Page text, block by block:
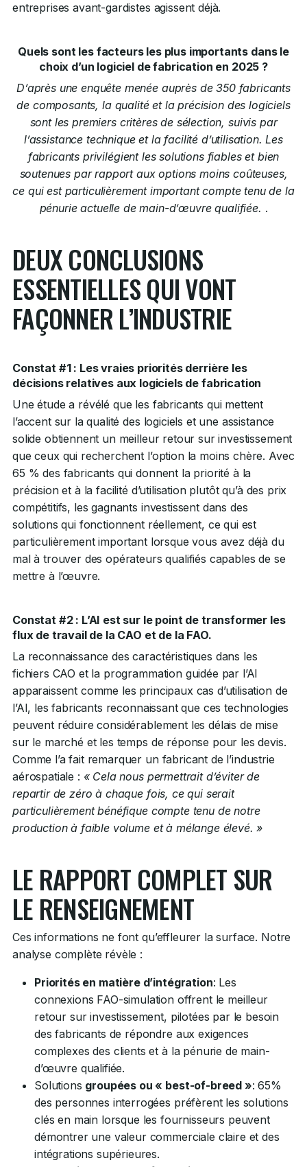
entreprises avant-gardistes agissent déjà.
Quels sont les facteurs les plus importants dans le
choix d’un logiciel de fabrication en 2025 ?
D’après une enquête menée auprès de 350 fabricants
de composants, la qualité et la précision des logiciels
sont les premiers critères de sélection, suivis par
l’assistance technique et la facilité d’utilisation. Les
fabricants privilégient les solutions fiables et bien
soutenues par rapport aux options moins coûteuses,
ce qui est particulièrement important compte tenu de la
pénurie actuelle de main-d’œuvre qualifiée. .
DEUX CONCLUSIONS
ESSENTIELLES QUI VONT
FAÇONNER L’INDUSTRIE
Constat #1 : Les vraies priorités derrière les
décisions relatives aux logiciels de fabrication
Une étude a révélé que les fabricants qui mettent
l’accent sur la qualité des logiciels et une assistance
solide obtiennent un meilleur retour sur investissement
que ceux qui recherchent l’option la moins chère. Avec
65 % des fabricants qui donnent la priorité à la
précision et à la facilité d’utilisation plutôt qu’à des prix
compétitifs, les gagnants investissent dans des
solutions qui fonctionnent réellement, ce qui est
particulièrement important lorsque vous avez déjà du
mal à trouver des opérateurs qualifiés capables de se
mettre à l’œuvre.
Constat #2 : L’AI est sur le point de transformer les
flux de travail de la CAO et de la FAO.
La reconnaissance des caractéristiques dans les
fichiers CAO et la programmation guidée par l’AI
apparaissent comme les principaux cas d’utilisation de
l’AI, les fabricants reconnaissant que ces technologies
peuvent réduire considérablement les délais de mise
sur le marché et les temps de réponse pour les devis.
Comme l’a fait remarquer un fabricant de l’industrie
aérospatiale : « Cela nous permettrait d’éviter de
repartir de zéro à chaque fois, ce qui serait
particulièrement bénéfique compte tenu de notre
production à faible volume et à mélange élevé. »
LE RAPPORT COMPLET SUR
LE RENSEIGNEMENT
Ces informations ne font qu’effleurer la surface. Notre
analyse complète révèle :
Priorités en matière d’intégration: Les
connexions FAO-simulation offrent le meilleur
retour sur investissement, pilotées par le besoin
des fabricants de répondre aux exigences
complexes des clients et à la pénurie de main-
d’œuvre qualifiée.
Solutions groupées ou « best-of-breed »: 65%
des personnes interrogées préfèrent les solutions
clés en main lorsque les fournisseurs peuvent
démontrer une valeur commerciale claire et des
intégrations supérieures.